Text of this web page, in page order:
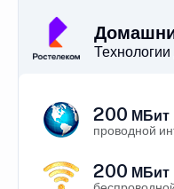
Технологии
200 МБит
проводной
200 МБит